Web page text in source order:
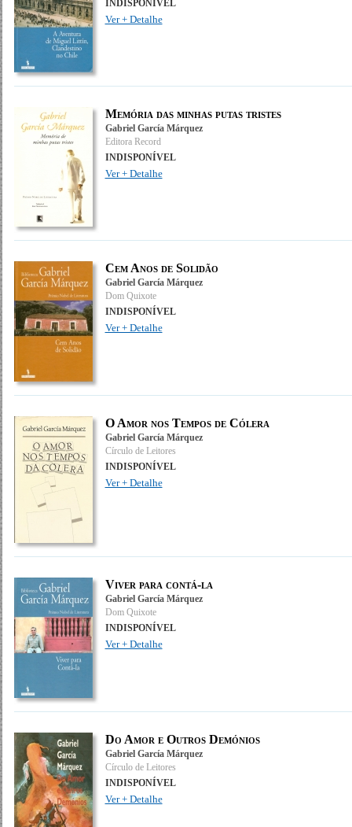
INDISPONÍVEL
Ver + Detalhe
Memória das minhas putas tristes
Gabriel García Márquez
Editora Record
INDISPONÍVEL
Ver + Detalhe
Cem Anos de Solidão
Gabriel García Márquez
Dom Quixote
INDISPONÍVEL
Ver + Detalhe
O Amor nos Tempos de Cólera
Gabriel García Márquez
Círculo de Leitores
INDISPONÍVEL
Ver + Detalhe
Viver para contá-la
Gabriel García Márquez
Dom Quixote
INDISPONÍVEL
Ver + Detalhe
Do Amor e Outros Demónios
Gabriel García Márquez
Círculo de Leitores
INDISPONÍVEL
Ver + Detalhe